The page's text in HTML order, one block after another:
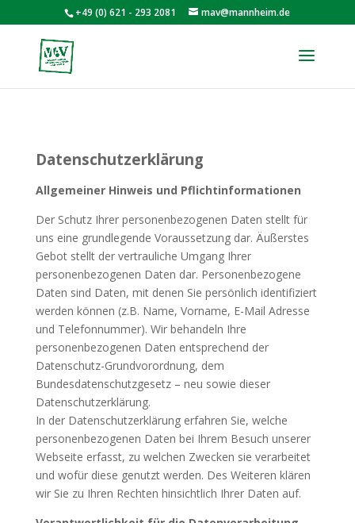
+49 (0) 621 - 293 2081 mav@mannheim.de
Datenschutzerklärung
Allgemeiner Hinweis und Pflichtinformationen
Der Schutz Ihrer personenbezogenen Daten stellt für
uns eine grundlegende Voraussetzung dar. Äußerstes
Gebot stellt der vertrauliche Umgang Ihrer
personenbezogenen Daten dar. Personenbezogene
Daten sind Daten, mit denen Sie persönlich identifiziert
werden können (z.B. Name, Vorname, E-Mail Adresse
und Telefonnummer). Wir behandeln Ihre
personenbezogenen Daten entsprechend der
Datenschutz-Grundvorordnung, dem
Bundesdatenschutzgesetz – neu sowie dieser
Datenschutzerklärung.
In der Datenschutzerklärung erfahren Sie, welche
personenbezogenen Daten bei Ihrem Besuch unserer
Webseite erfasst, zu welchen Zwecken sie verarbeitet
und wofür diese genutzt werden. Des Weiteren klären
wir Sie zu Ihren Rechten hinsichtlich Ihrer Daten auf.